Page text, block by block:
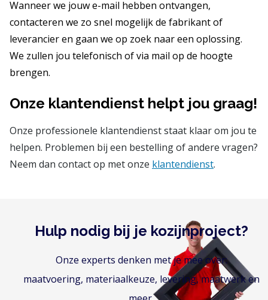
Wanneer we jouw e-mail hebben ontvangen,
contacteren we zo snel mogelijk de fabrikant of
leverancier en gaan we op zoek naar een oplossing.
We zullen jou telefonisch of via mail op de hoogte
brengen.
Onze klantendienst helpt jou graag!
Onze professionele klantendienst staat klaar om jou te
helpen. Problemen bij een bestelling of andere vragen?
Neem dan contact op met onze klantendienst.
Hulp nodig bij je kozijnproject?
Onze experts denken met je mee over:
maatvoering, materiaalkeuze, levering, maatwerk en